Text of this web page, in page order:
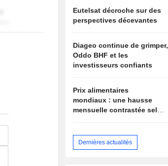
Eutelsat décroche sur des
perspectives décevantes
Diageo continue de grimper,
Oddo BHF et les
investisseurs confiants
Prix alimentaires
mondiaux : une hausse
mensuelle contrastée selon
Dernières actualités